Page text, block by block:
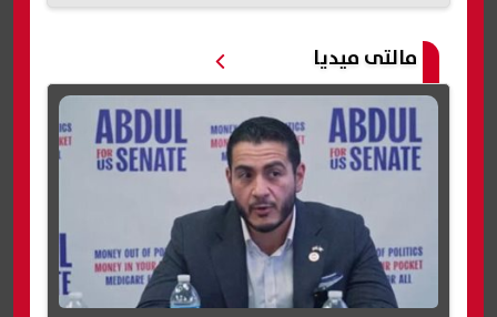
مالتى ميديا